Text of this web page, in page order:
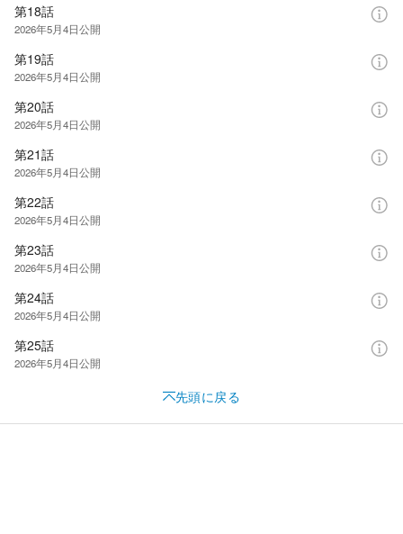
第18話
2026年5月4日公開
第19話
2026年5月4日公開
第20話
2026年5月4日公開
第21話
2026年5月4日公開
第22話
2026年5月4日公開
第23話
2026年5月4日公開
第24話
2026年5月4日公開
第25話
2026年5月4日公開
先頭に戻る